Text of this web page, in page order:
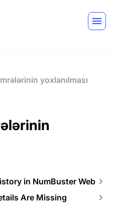
yoxlanılması
in NumBuster Web
Are Missing